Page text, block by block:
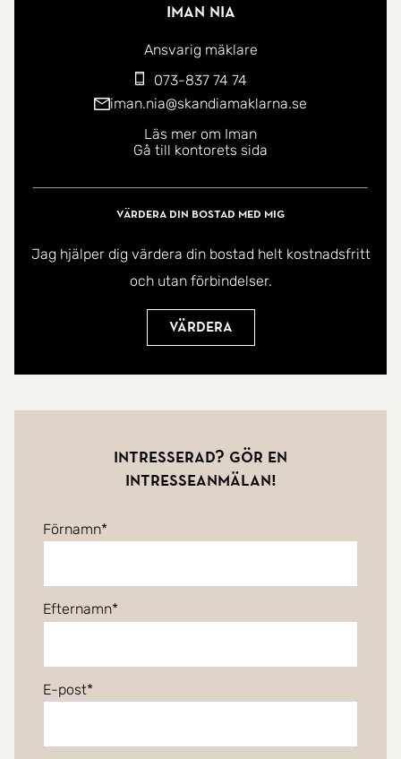
Iman Nia
Ansvarig mäklare
073-837 74 74
iman.nia@skandiamaklarna.se
Läs mer om Iman
Gå till kontorets sida
Värdera din bostad med mig
Jag hjälper dig värdera din bostad helt kostnadsfritt
och utan förbindelser.
Värdera
Intresserad? Gör en
intresseanmälan!
Förnamn
Efternamn
E-post